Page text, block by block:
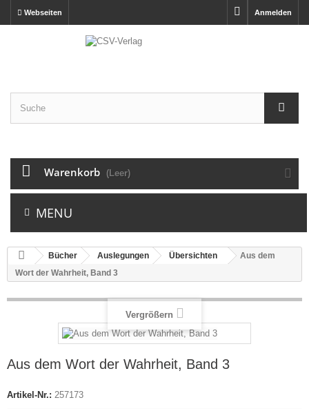
Anmelden
Webseiten
Warenkorb (Leer)
MENU
Bücher Auslegungen Übersichten
Aus dem
Wort der Wahrheit, Band 3
Vergrößern
Aus dem Wort der Wahrheit, Band 3
Artikel-Nr.: 257173